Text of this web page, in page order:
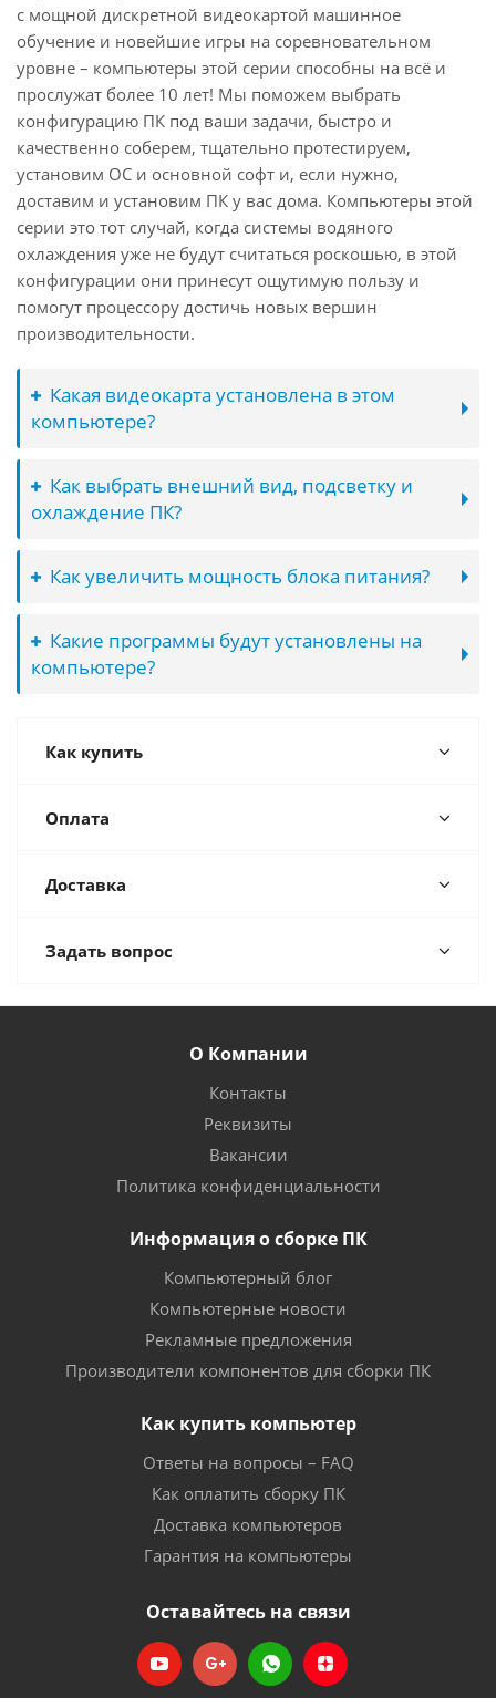
с мощной дискретной видеокартой машинное
обучение и новейшие игры на соревновательном
уровне – компьютеры этой серии способны на всё и
прослужат более 10 лет! Мы поможем выбрать
конфигурацию ПК под ваши задачи, быстро и
качественно соберем, тщательно протестируем,
установим ОС и основной софт и, если нужно,
доставим и установим ПК у вас дома. Компьютеры этой
серии это тот случай, когда системы водяного
охлаждения уже не будут считаться роскошью, в этой
конфигурации они принесут ощутимую пользу и
помогут процессору достичь новых вершин
производительности.
Какая видеокарта установлена в этом
компьютере?
Как выбрать внешний вид, подсветку и
охлаждение ПК?
Как увеличить мощность блока питания?
Какие программы будут установлены на
компьютере?
Как купить
Оплата
Доставка
Задать вопрос
О Компании
Контакты
Реквизиты
Вакансии
Политика конфиденциальности
Информация о сборке ПК
Компьютерный блог
Компьютерные новости
Рекламные предложения
Производители компонентов для сборки ПК
Как купить компьютер
Ответы на вопросы – FAQ
Как оплатить сборку ПК
Доставка компьютеров
Гарантия на компьютеры
Оставайтесь на связи